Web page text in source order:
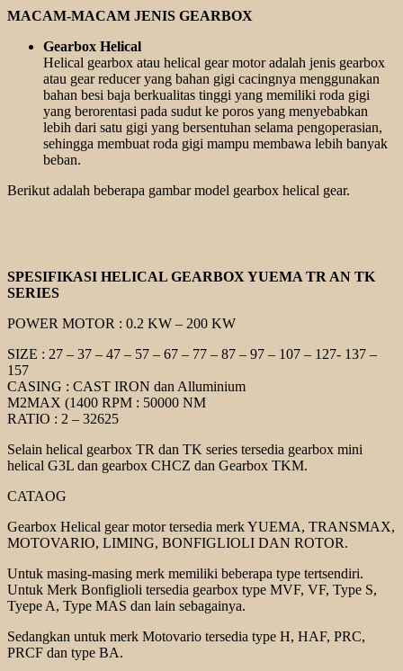
MACAM-MACAM JENIS GEARBOX
Gearbox Helical
Helical gearbox atau helical gear motor adalah jenis gearbox
atau gear reducer yang bahan gigi cacingnya menggunakan
bahan besi baja berkualitas tinggi yang memiliki roda gigi
yang berorentasi pada sudut ke poros yang menyebabkan
lebih dari satu gigi yang bersentuhan selama pengoperasian,
sehingga membuat roda gigi mampu membawa lebih banyak
beban.
Berikut adalah beberapa gambar model gearbox helical gear.
SPESIFIKASI HELICAL GEARBOX YUEMA TR AN TK
SERIES
POWER MOTOR : 0.2 KW – 200 KW
SIZE : 27 – 37 – 47 – 57 – 67 – 77 – 87 – 97 – 107 – 127- 137 –
157
CASING : CAST IRON dan Alluminium
M2MAX (1400 RPM : 50000 NM
RATIO : 2 – 32625
Selain helical gearbox TR dan TK series tersedia gearbox mini
helical G3L dan gearbox CHCZ dan Gearbox TKM.
CATAOG
Gearbox Helical gear motor tersedia merk YUEMA, TRANSMAX,
MOTOVARIO, LIMING, BONFIGLIOLI DAN ROTOR.
Untuk masing-masing merk memiliki beberapa type tertsendiri.
Untuk Merk Bonfiglioli tersedia gearbox type MVF, VF, Type S,
Tyepe A, Type MAS dan lain sebagainya.
Sedangkan untuk merk Motovario tersedia type H, HAF, PRC,
PRCF dan type BA.